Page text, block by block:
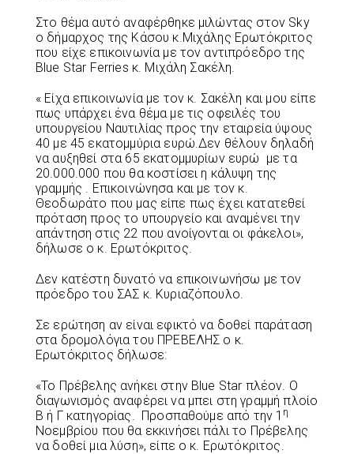
Στο θέμα αυτό αναφέρθηκε μιλώντας στον Sky
ο δήμαρχος της Κάσου κ.Μιχάλης Ερωτόκριτος
που είχε επικοινωνία με τον αντιπρόεδρο της
Blue Star Ferries κ. Μιχάλη Σακέλη.
« Είχα επικοινωνία με τον κ. Σακέλη και μου είπε
πως υπάρχει ένα θέμα με τις οφειλές του
υπουργείου Ναυτιλίας προς την εταιρεία ύψους
40 με 45 εκατομμύρια ευρώ.Δεν θέλουν δηλαδή
να αυξηθεί στα 65 εκατομμυρίων ευρώ με τα
20.000.000 που θα κοστίσει η κάλυψη της
γραμμής . Επικοινώνησα και με τον κ.
Θεοδωράτο που μας είπε πως έχει κατατεθεί
πρόταση προς το υπουργείο και αναμένει την
απάντηση στις 22 που ανοίγονται οι φάκελοι»,
δήλωσε ο κ. Ερωτόκριτος.
Δεν κατέστη δυνατό να επικοινωνήσω με τον
πρόεδρο του ΣΑΣ κ. Κυριαζόπουλο.
Σε ερώτηση αν είναι εφικτό να δοθεί παράταση
στα δρομολόγια του ΠΡΕΒΕΛΗΣ ο κ.
Ερωτόκριτος δήλωσε:
«Το Πρέβελης ανήκει στην Blue Star πλέον. Ο
διαγωνισμός αναφέρει να μπει στη γραμμή πλοίο
Β ή Γ κατηγορίας. Προσπαθούμε από την 1 η
Νοεμβρίου που θα εκκινήσει πάλι το Πρέβελης
να δοθεί μια λύση», είπε ο κ. Ερωτόκριτος.